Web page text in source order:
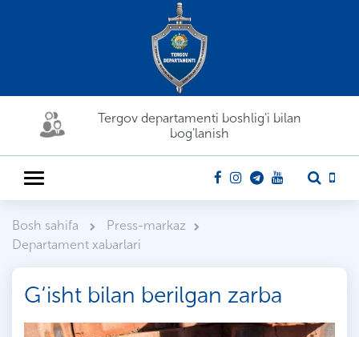
Tergov departamenti boshlig'i bilan
bog'lanish
Bosh sahifa
Press-markaz
Departament xabarlari
G‘isht bilan berilgan zarba